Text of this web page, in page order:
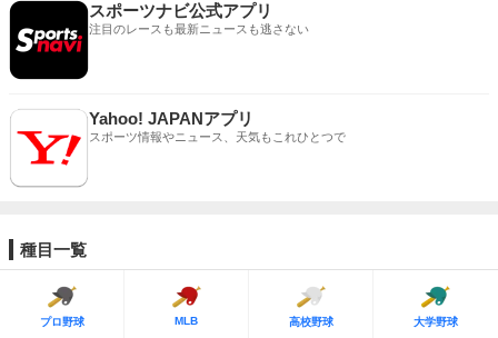
スポーツナビ公式アプリ
注目のレースも最新ニュースも逃さない
Yahoo! JAPANアプリ
スポーツ情報やニュース、天気もこれひとつで
種目一覧
プロ野球 MLB 高校野球 大学野球